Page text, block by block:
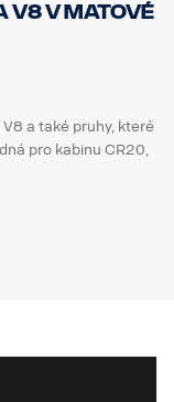
v matové
a také pruhy, které
pro kabinu CR20,